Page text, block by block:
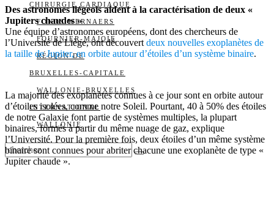
CHIRURGIE CARDIAQUE
FONDS WERNAERS
FOURNIER-MAJOIE
RÉGION DE
BRUXELLES-CAPITALE
WALLONIE-BRUXELLES
INTERNATIONAL
WALLONIE
Des astronomes liégeois aident à la caractérisation de deux «
Jupiters chaudes »
Une équipe d’astronomes européens, dont des chercheurs de
l’Université de Liège, ont découvert deux nouvelles exoplanètes de
la taille de Jupiter, en orbite autour d’étoiles d’un système binaire.
La majorité des exoplanètes connues à ce jour sont en orbite autour
d’étoiles isolées, comme notre Soleil. Pourtant, 40 à 50% des étoiles
de notre Galaxie font partie de systèmes multiples, la plupart
binaires, formés à partir du même nuage de gaz, explique
l’Université. Pour la première fois, deux étoiles d’un même système
binaire sont connues pour abriter chacune une exoplanète de type «
Jupiter chaude ».